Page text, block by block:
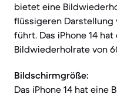
bietet eine
flüssigeren Darstellung
führt. Das iPhone 14
Bildwiederholrate von
Bildschirmgröße:
Das iPhone 14 hat eine